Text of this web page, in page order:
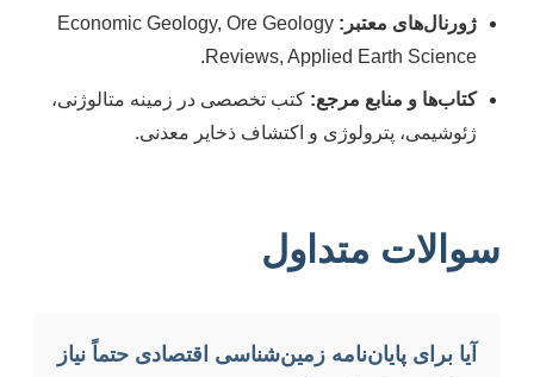
ژورنال‌های معتبر: Economic Geology, Ore Geology
Reviews, Applied Earth Science.
کتاب‌ها و منابع مرجع: کتب تخصصی در زمینه متالوژنی،
ژئوشیمی، پترولوژی و اکتشاف ذخایر معدنی.
سوالات متداول
آیا برای پایان‌نامه زمین‌شناسی اقتصادی حتماً نیاز